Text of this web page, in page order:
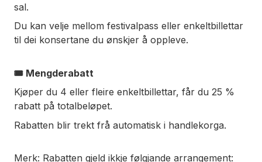
sal.
Du kan velje mellom festivalpass eller enkeltbillettar
til dei konsertane du ønskjer å oppleve.
🎟 Mengderabatt
Kjøper du 4 eller fleire enkeltbillettar, får du 25 %
rabatt på totalbeløpet.
Rabatten blir trekt frå automatisk i handlekorga.
Merk: Rabatten gjeld ikkje følgjande arrangement: